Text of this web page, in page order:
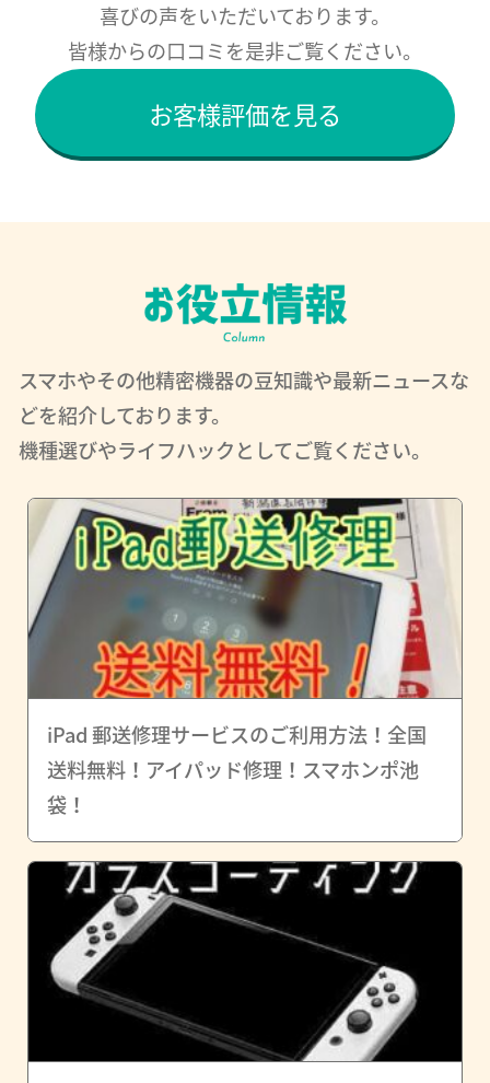
喜びの声をいただいております。
皆様からの口コミを是非ご覧ください。
お客様評価を見る
スマホやその他精密機器の豆知識や最新ニュースな
どを紹介しております。
機種選びやライフハックとしてご覧ください。
iPad 郵送修理サービスのご利用方法！全国
送料無料！アイパッド修理！スマホンポ池
袋！